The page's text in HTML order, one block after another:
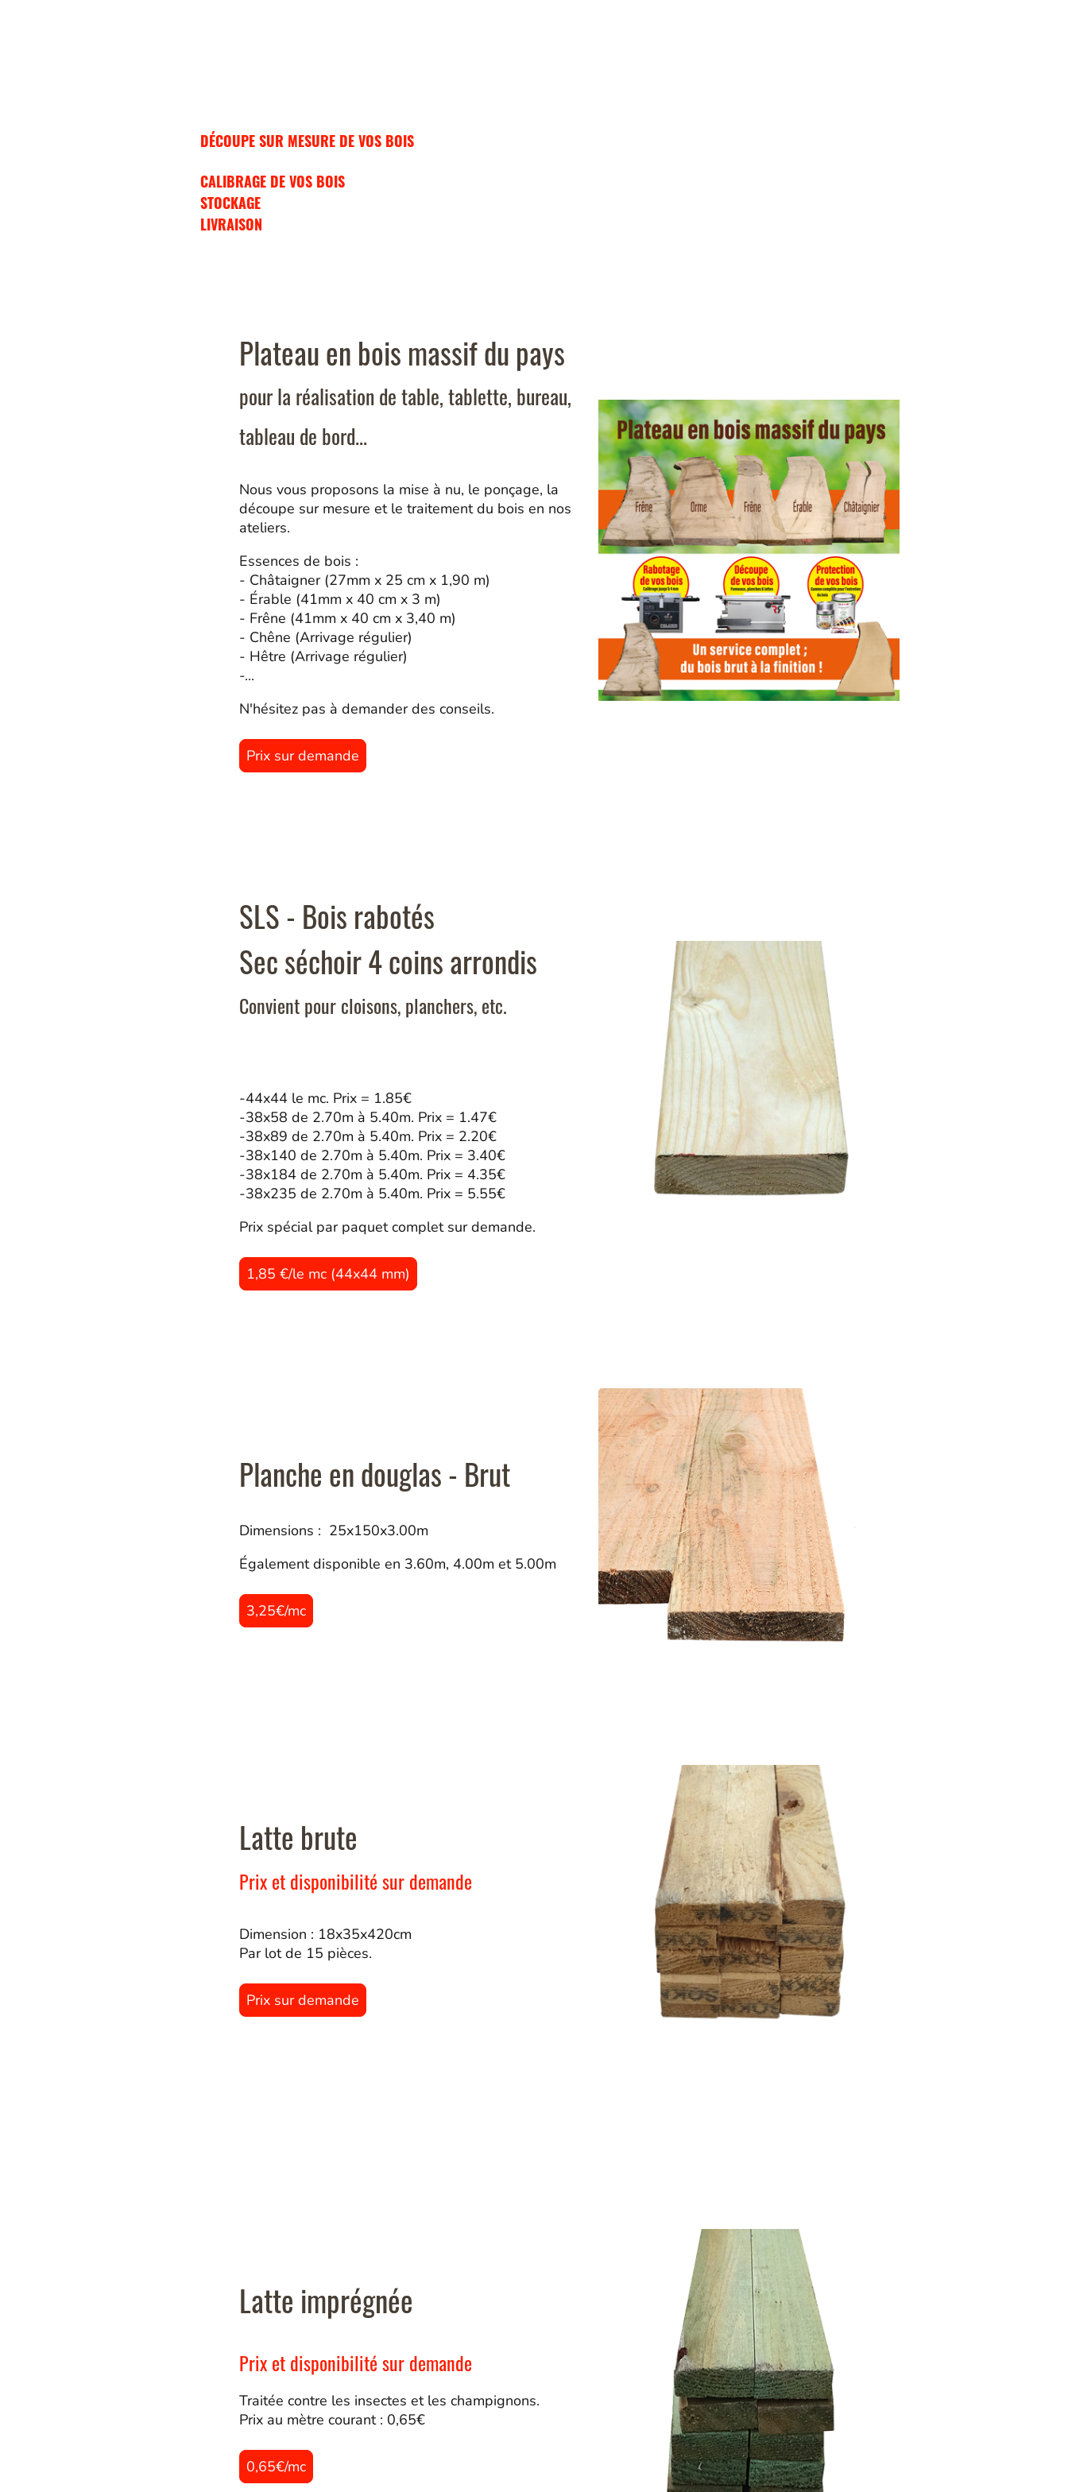
DÉCOUPE SUR MESURE DE VOS BOIS
CALIBRAGE DE VOS BOIS
STOCKAGE
LIVRAISON
Plateau en bois massif du pays
pour la réalisation de table, tablette, bureau,
tableau de bord...
Nous vous proposons la mise à nu, le ponçage, la
découpe sur mesure et le traitement du bois en nos
ateliers.
Essences de bois :
- Châtaigner (27mm x 25 cm x 1,90 m)
- Érable (41mm x 40 cm x 3 m)
- Frêne (41mm x 40 cm x 3,40 m)
- Chêne (Arrivage régulier)
- Hêtre (Arrivage régulier)
-...
N'hésitez pas à demander des conseils.
Prix sur demande
SLS - Bois rabotés
Sec séchoir 4 coins arrondis
Convient pour cloisons, planchers, etc.
-44x44 le mc. Prix = 1.85€
-38x58 de 2.70m à 5.40m. Prix = 1.47€
-38x89 de 2.70m à 5.40m. Prix = 2.20€
-38x140 de 2.70m à 5.40m. Prix = 3.40€
-38x184 de 2.70m à 5.40m. Prix = 4.35€
-38x235 de 2.70m à 5.40m. Prix = 5.55€
Prix spécial par paquet complet sur demande.
1,85 €/le mc (44x44 mm)
Planche en douglas - Brut
Dimensions : 25x150x3.00m
Également disponible en 3.60m, 4.00m et 5.00m
3,25€/mc
Latte brute
Prix et disponibilité sur demande
Dimension : 18x35x420cm
Par lot de 15 pièces.
Prix sur demande
Latte imprégnée
Prix et disponibilité sur demande
Traitée contre les insectes et les champignons.
Prix au mètre courant : 0,65€
0,65€/mc